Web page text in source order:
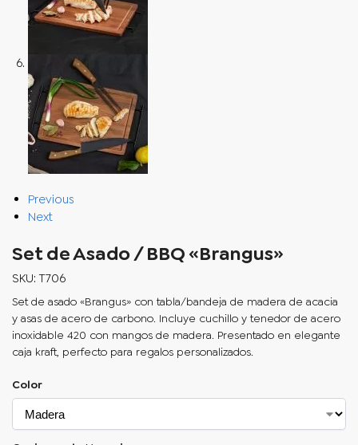
Previous
Next
Set de Asado / BBQ «Brangus»
SKU: T706
Set de asado «Brangus» con tabla/bandeja de madera de acacia
y asas de acero de carbono. Incluye cuchillo y tenedor de acero
inoxidable 420 con mangos de madera. Presentado en elegante
caja kraft, perfecto para regalos personalizados.
Color